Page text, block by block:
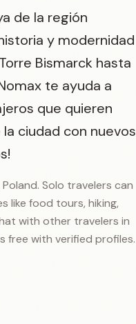
de la región
y modernidad
Bismarck hasta
te ayuda a
que quieren
ciudad con nuevos
Solo travelers can
like food tours, hiking,
with other travelers in
free with verified profiles.